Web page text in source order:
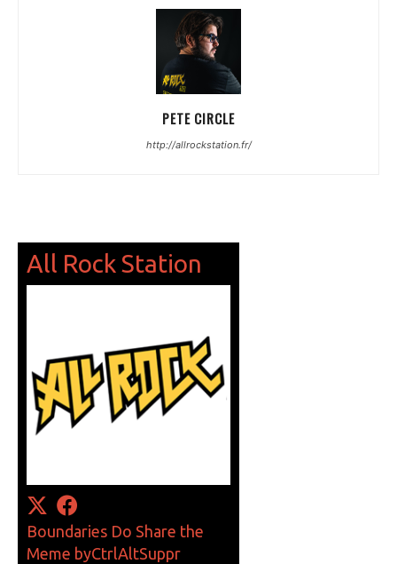
PETE CIRCLE
http://allrockstation.fr/